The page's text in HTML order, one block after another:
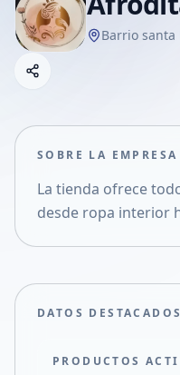
Barrio santa
Compartir empresa
Compartir en X
SOBRE LA EMPRESA
La tienda ofrece
desde ropa interior
DATOS DESTACADOS
PRODUCTOS